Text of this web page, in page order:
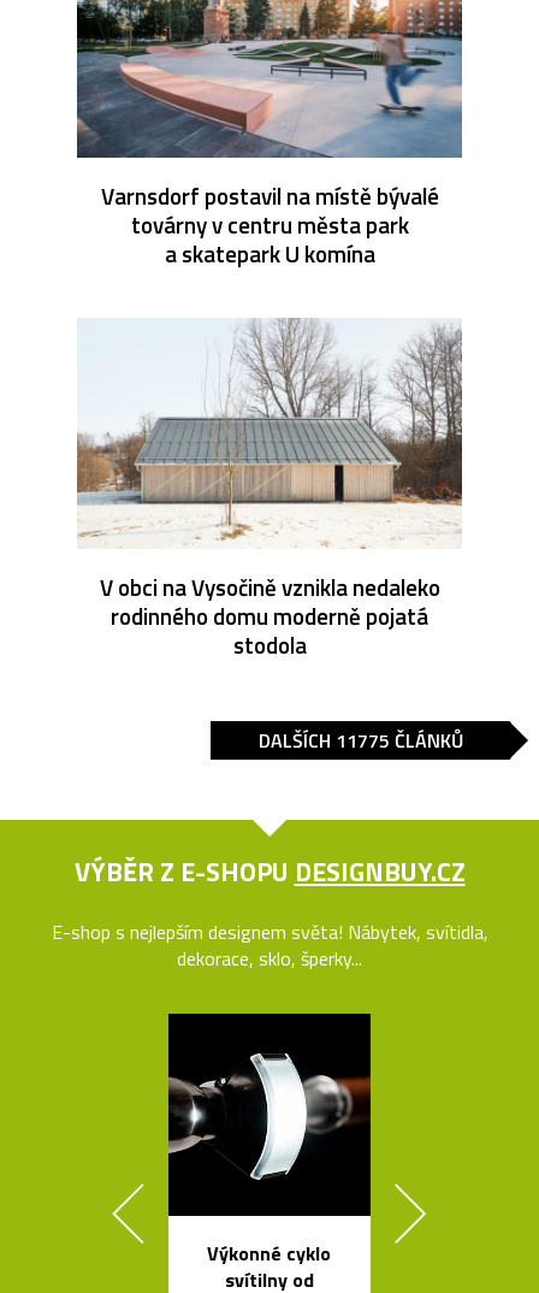
Varnsdorf postavil na místě bývalé
továrny v centru města park
a skatepark U komína
V obci na Vysočině vznikla nedaleko
rodinného domu moderně pojatá
stodola
DALŠÍCH 11775 ČLÁNKŮ
VÝBĚR Z E-SHOPU DESIGNBUY.CZ
E-shop s nejlepším designem světa! Nábytek, svítidla,
dekorace, sklo, šperky...
Výkonné cyklo
svítilny od